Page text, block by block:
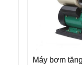
THÊM VÀO
Máy bơm